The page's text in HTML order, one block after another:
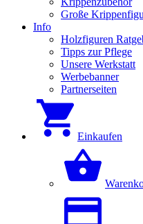
Große
Info
Holzfiguren
Tipps zur Pflege
Unsere Werkstatt
Werbebanner
Partnerseiten
Einkaufen